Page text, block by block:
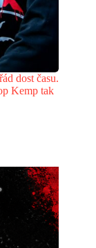
dost času.
Kemp tak